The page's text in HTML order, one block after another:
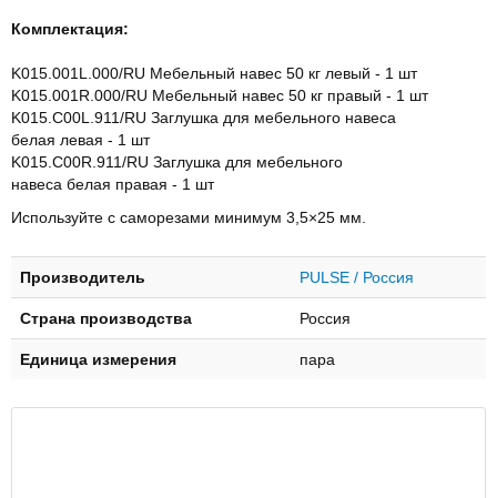
Комплектация:
K015.001L.000/RU Мебельный навес 50 кг левый - 1 шт
K015.001R.000/RU Мебельный навес 50 кг правый - 1 шт
K015.C00L.911/RU Заглушка для мебельного навеса
белая левая - 1 шт
K015.C00R.911/RU Заглушка для мебельного
навеса белая правая - 1 шт
Используйте с саморезами минимум 3,5×25 мм.
Производитель PULSE / Россия
Страна производства Россия
Единица измерения пара